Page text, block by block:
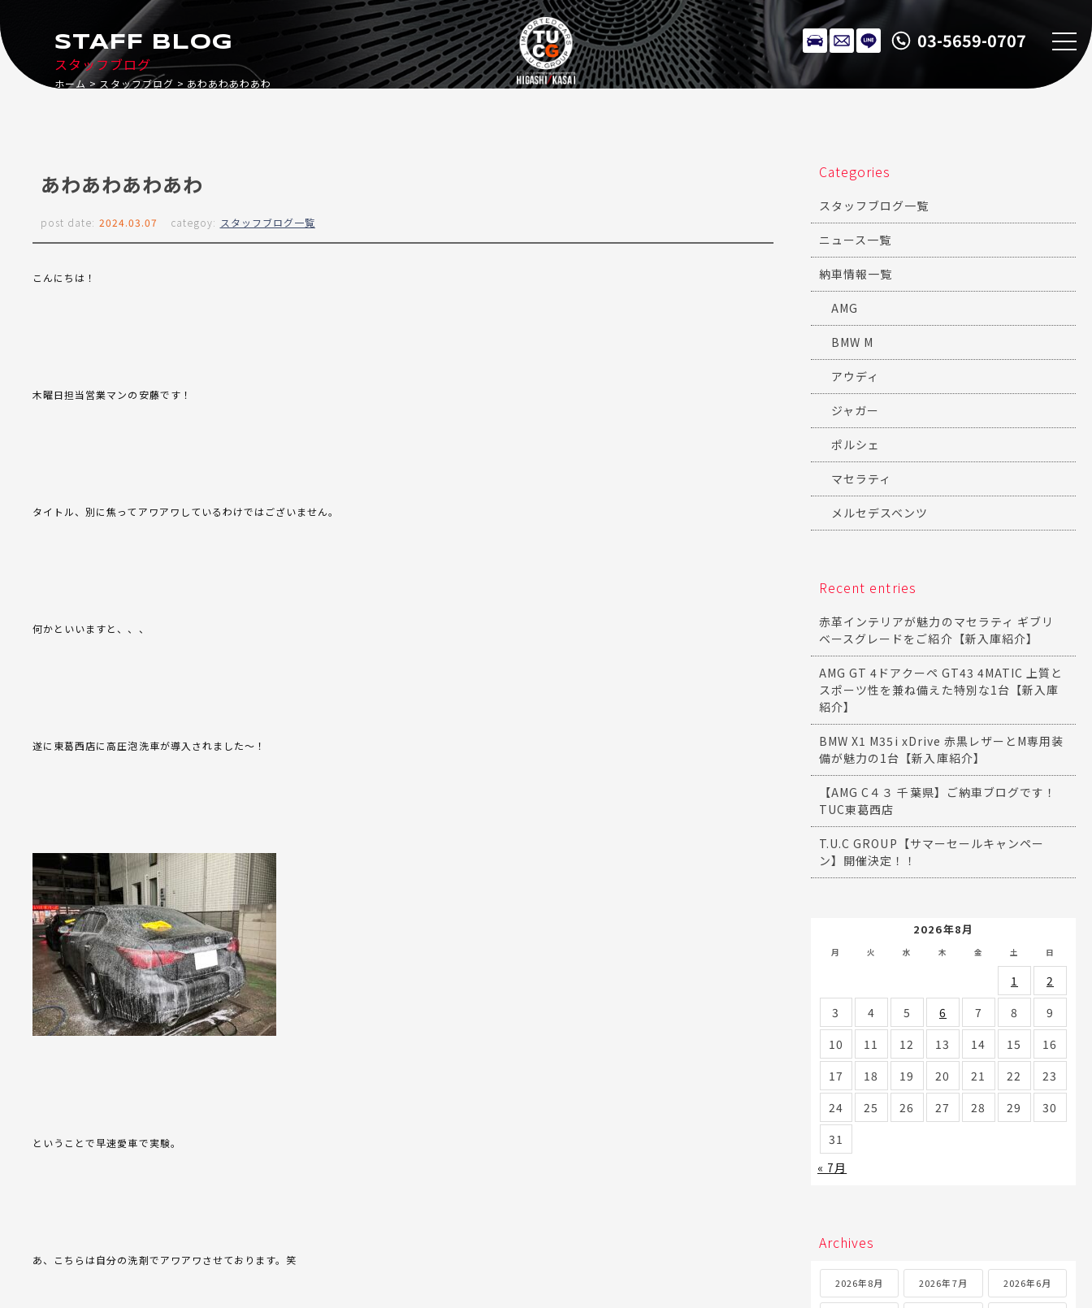
03-5659-0707
スタッフブログ
STAFF BLOG
ホーム スタッフブログ あわあわあわあわ
あわあわあわあわ
post date: 2024.03.07 categoy: スタッフブログ一覧
こんにちは！
木曜日担当営業マンの安藤です！
タイトル、別に焦ってアワアワしているわけではございません。
何かといいますと、、、
遂に東葛西店に高圧泡洗車が導入されました～！
ということで早速愛車で実験。
あ、こちらは自分の洗剤でアワアワさせております。笑
Categories
スタッフブログ一覧
ニュース一覧
納車情報一覧
AMG
BMW M
アウディ
ジャガー
ポルシェ
マセラティ
メルセデスベンツ
Recent entries
赤革インテリアが魅力のマセラティ ギブリ
ベースグレードをご紹介【新入庫紹介】
AMG GT 4ドアクーペ GT43 4MATIC 上質と
スポーツ性を兼ね備えた特別な1台【新入庫
紹介】
BMW X1 M35i xDrive 赤黒レザーとM専用装
備が魅力の1台【新入庫紹介】
【AMG C４３ 千葉県】ご納車ブログです！
TUC東葛西店
T.U.C GROUP【サマーセールキャンペー
ン】開催決定！！
2026年8月
月 火 水 木 金 土 日
1
2
3
4 5 6 7 8
9
10
11 12 13 14 15
16
17
18 19 20 21 22
23
24
25 26 27 28 29
30
31
« 7月
Archives
2026年8月 2026年7月 2026年6月